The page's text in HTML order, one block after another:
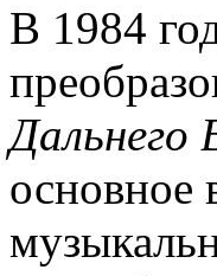
В 1984
Дальнего
основное